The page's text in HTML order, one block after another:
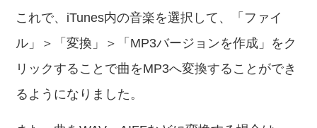
これで、iTunes内の音楽を選択して、「ファイ
ル」＞「変換」＞「MP3バージョンを作成」をク
リックすることで曲をMP3へ変換することができ
るようになりました。